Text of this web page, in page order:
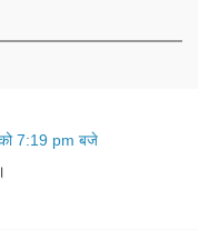
7:19 pm बजे